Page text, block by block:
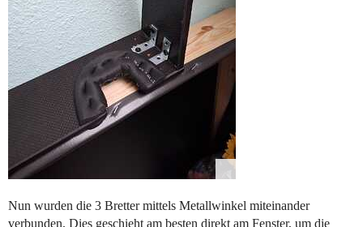
Nun wurden die 3 Bretter mittels Metallwinkel miteinander
verbunden. Dies geschieht am besten direkt am Fenster, um die